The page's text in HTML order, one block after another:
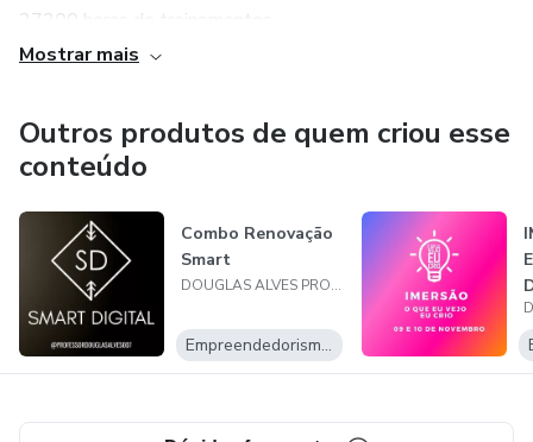
27300 horas de treinamentos.
passo a passo simples e eficiente.
*Visibilidade
*Comunicação
*Conversão
Mostrar mais
Outros produtos de quem criou esse
conteúdo
Combo Renovação
Smart
DOUGLAS ALVES PROFESSOR EM MARKETING DIGITAL
Empreendedorismo Digital